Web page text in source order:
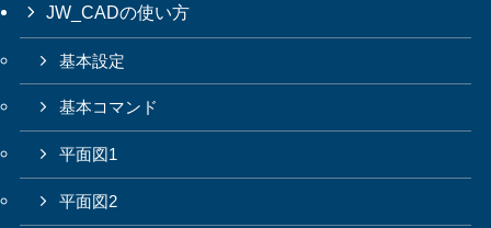
JW_CADの使い方
基本設定
基本コマンド
平面図1
平面図2